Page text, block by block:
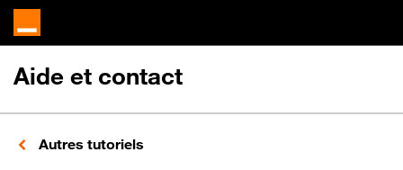
Aide et contact
Autres tutoriels